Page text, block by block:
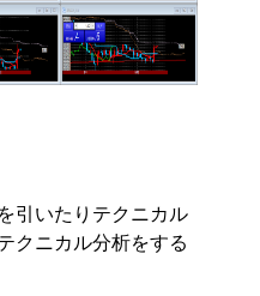
引いたりテクニカル
クニカル分析をする